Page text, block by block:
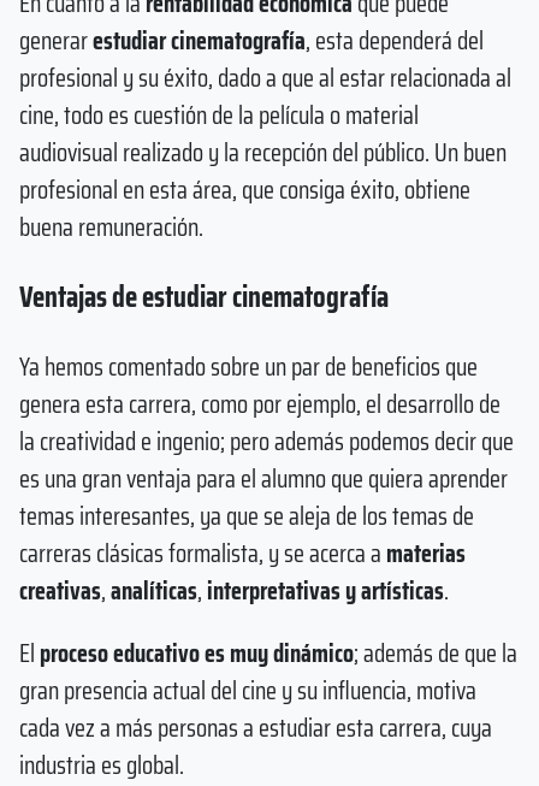
generarestudiar cinematografía, esta dependerá del
profesional y su éxito, dado a que al estar relacionada al
cine, todo es cuestión de la película o material
audiovisual realizado y la recepción del público. Un buen
profesional en esta área, que consiga éxito, obtiene
buena remuneración.
Ventajas de estudiar cinematografía
Ya hemos comentado sobre un par de beneficios que
genera esta carrera, como por ejemplo, el desarrollo de
la creatividad e ingenio; pero además podemos decir que
es una gran ventaja para el alumno que quiera aprender
temas interesantes, ya que se aleja de los temas de
carreras clásicas formalista, y se acerca amaterias
creativas,analíticas,interpretativas y artísticas.
Elproceso educativo es muy dinámico; además de que la
gran presencia actual del cine y su influencia, motiva
cada vez a más personas a estudiar esta carrera, cuya
industria es global.